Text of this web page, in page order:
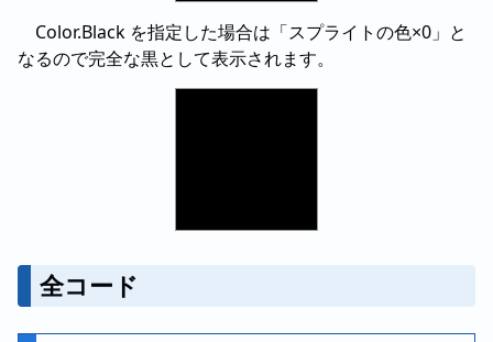
Color.Black を指定した場合は「スプライトの色×0」と
なるので完全な黒として表示されます。
全コード